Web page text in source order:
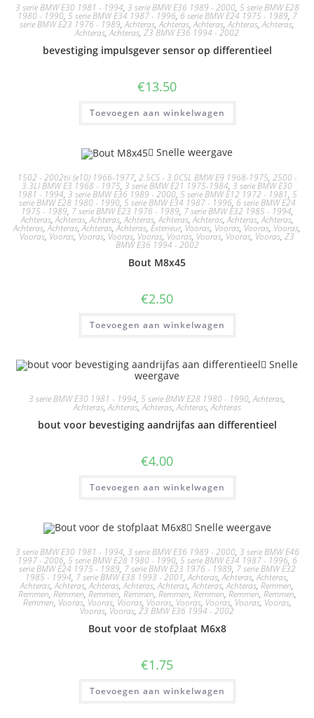
3 serie BMW E30 1981 - 1994, 3 serie BMW E36 1989 - 2000, 5 serie BMW E28
1980 - 1990, 5 serie BMW E34 1987 - 1996, 6 serie BMW E24 1975 - 1989, 7
serie BMW E23 1976 - 1989,Achteras,Achteras,Achteras,Achteras,Achteras,
Achteras,Achteras, Z3 BMW E36 1994 - 2002
bevestiging impulsgever sensor op differentieel
€13.50
Toevoegen aan winkelwagen
Snelle weergave
1502 - 2002tii (e10) 1966-1977, 2.5CS - 3.0CSL BMW E9 1968-1975, 2500 -
3.3LI BMW E3 1968 - 1975, 3 serie BMW E21 1975-1984, 3 serie BMW E30
1981 - 1994, 3 serie BMW E36 1989 - 2000, 5 serie BMW E12 1972 - 1981, 5
serie BMW E28 1980 - 1990, 5 serie BMW E34 1987 - 1996, 6 serie BMW E24
1975 - 1989, 7 serie BMW E23 1976 - 1989, 7 serie BMW E32 1985 - 1994,
Achteras,Achteras,Achteras,Achteras,Achteras,Achteras,Achteras,Achteras,
Achteras,Achteras,Achteras,Achteras, Exterieur, Vooras, Vooras, Vooras, Vooras,
Vooras, Vooras,Vooras, Vooras, Vooras, Vooras, Vooras, Vooras, Vooras, Z3
BMW E36 1994 - 2002
Bout M8x45
€2.50
Toevoegen aan winkelwagen
Snelle
weergave
3 serie BMW E30 1981 - 1994, 5 serie BMW E28 1980 - 1990,Achteras,
Achteras,Achteras,Achteras,Achteras,Achteras
bout voor bevestiging aandrijfas aan differentieel
€4.00
Toevoegen aan winkelwagen
Snelle weergave
3 serie BMW E30 1981 - 1994, 3 serie BMW E36 1989 - 2000, 3 serie BMW E46
1997 - 2006, 5 serie BMW E28 1980 - 1990, 5 serie BMW E34 1987 - 1996, 6
serie BMW E24 1975 - 1989, 7 serie BMW E23 1976 - 1989, 7 serie BMW E32
1985 - 1994, 7 serie BMW E38 1993 - 2001,Achteras,Achteras,Achteras,
Achteras,Achteras,Achteras,Achteras,Achteras,Achteras,Achteras, Remmen,
Remmen,Remmen, Remmen, Remmen, Remmen, Remmen, Remmen, Remmen,
Remmen, Vooras, Vooras, Vooras, Vooras, Vooras, Vooras, Vooras, Vooras,
Vooras, Vooras, Z3 BMW E36 1994 - 2002
Bout voor de stofplaat M6x8
€1.75
Toevoegen aan winkelwagen